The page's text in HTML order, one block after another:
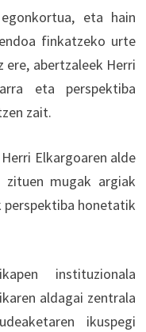
eta hain
finkatzeko urte
ere, abertzaleek Herri
eta perspektiba
zait.
Elkargoaren alde
mugak argiak
perspektiba honetatik
instituzionala
aldagai zentrala
ikuspegi